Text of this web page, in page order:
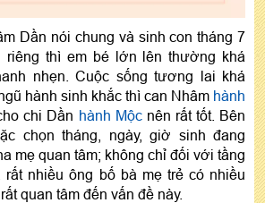
Dần nói chung và sinh con tháng 7
riêng thì em bé lớn lên thường khá
nhẹn. Cuộc sống tương lai khá
hành sinh khắc thì can Nhâm hành
chi Dần hành Mộcnên rất tốt. Bên
chọn tháng, ngày, giờ sinh đang
mẹ quan tâm; không chỉ đối với tầng
rất nhiều ông bố bà mẹ trẻ có nhiều
quan tâm đến vấn đề này.